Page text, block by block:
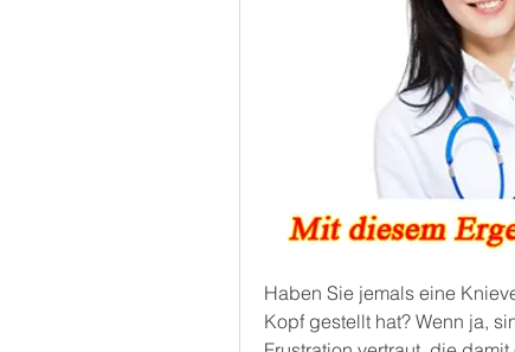
Haben Sie jemals eine
Kopf gestellt hat? Wenn ja,